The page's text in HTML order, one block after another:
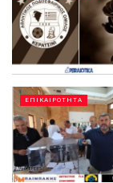
ΕΠΙΚΑΙΡΟΤΗΤΑ